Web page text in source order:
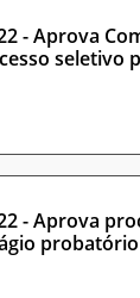
- Aprova
para
- Aprova
homologação do estágio probatório